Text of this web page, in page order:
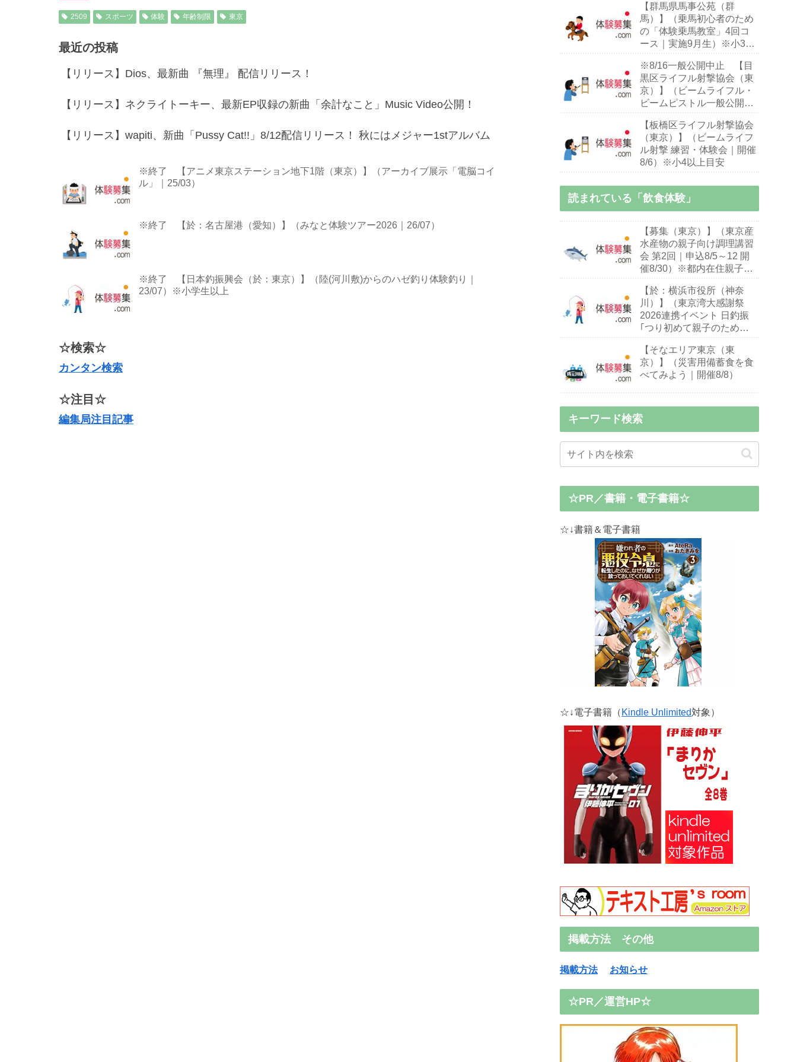
2509 スポーツ 体験 年齢制限 東京
最近の投稿
【リリース】Dios、最新曲 『無理』 配信リリース！
【リリース】ネクライトーキー、最新EP収録の新曲「余計なこと」Music Video公開！
【リリース】wapiti、新曲「Pussy Cat!!」8/12配信リリース！ 秋にはメジャー1stアルバム
※終了 【アニメ東京ステーション地下1階（東京）】（アーカイブ展示「電脳コイ
ル」｜25/03）
※終了 【於：名古屋港（愛知）】（みなと体験ツアー2026｜26/07）
※終了 【日本釣振興会（於：東京）】（陸(河川敷)からのハゼ釣り体験釣り｜
23/07）※小学生以上
☆検索☆
カンタン検索
☆注目☆
編集局注目記事
【群馬県馬事公苑（群
馬）】（乗馬初心者のため
の「体験乗馬教室」4回コ
ース｜実施9月生）※小3～
※8/16一般公開中止 【目
黒区ライフル射撃協会（東
京）】（ビームライフル・
ビームピストル一般公開）
【板橋区ライフル射撃協会
（東京）】（ビームライフ
ル射撃 練習・体験会｜開催
8/6）※小4以上目安
読まれている「飲食体験」
【募集（東京）】（東京産
水産物の親子向け調理講習
会 第2回｜申込8/5～12 開
催8/30）※都内在住親子
【於：横浜市役所（神奈
川）】（東京湾大感謝祭
2026連携イベント 日釣振
｢つり初めて親子のための
9/13 開催9/26・27）※釣り
初心者,小中学生親子
【そなエリア東京（東
京）】（災害用備蓄食を食
べてみよう｜開催8/8）
キーワード検索
☆PR／書籍・電子書籍☆
☆↓書籍＆電子書籍
☆↓電子書籍（Kindle Unlimited対象）
掲載方法 その他
掲載方法 お知らせ
☆PR／運営HP☆